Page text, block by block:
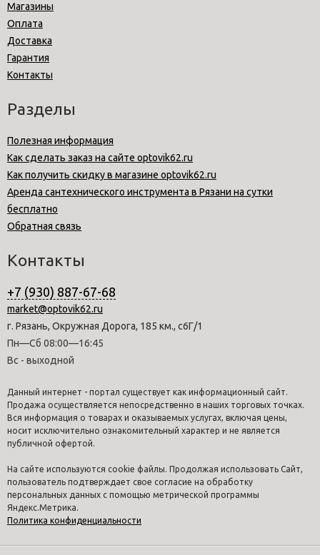
Магазины
Оплата
Доставка
Гарантия
Контакты
Разделы
Полезная информация
Как сделать заказ на сайте optovik62.ru
Как получить скидку в магазине optovik62.ru
Аренда сантехнического инструмента в Рязани на сутки
бесплатно
Обратная связь
Контакты
+7 (930) 887-67-68
market@optovik62.ru
г. Рязань, Окружная Дорога, 185 км., с6Г/1
Пн—Сб 08:00—16:45
Вс - выходной
Данный интернет - портал существует как информационный сайт.
Продажа осуществляется непосредственно в наших торговых точках.
Вся информация о товарах и оказываемых услугах, включая цены,
носит исключительно ознакомительный характер и не является
публичной офертой.
На сайте используются cookie файлы. Продолжая использовать Сайт,
пользователь подтверждает свое согласие на обработку
персональных данных с помощью метрической программы
Яндекс.Метрика.
Политика конфиденциальности